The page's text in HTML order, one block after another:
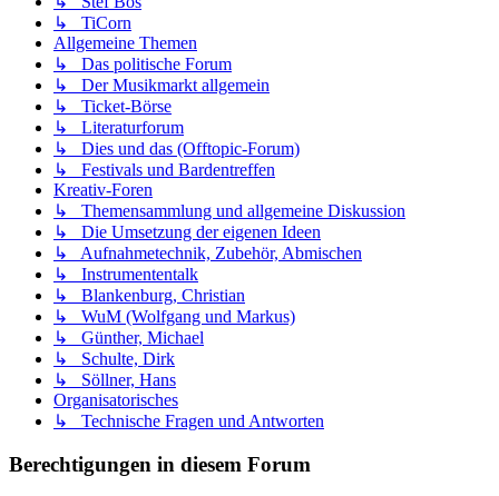
↳ TiCorn
Allgemeine Themen
↳ Das politische Forum
↳ Der Musikmarkt allgemein
↳ Ticket-Börse
↳ Literaturforum
↳ Dies und das (Offtopic-Forum)
↳ Festivals und Bardentreffen
Kreativ-Foren
↳ Themensammlung und allgemeine Diskussion
↳ Die Umsetzung der eigenen Ideen
↳ Aufnahmetechnik, Zubehör, Abmischen
↳ Instrumententalk
↳ Blankenburg, Christian
↳ WuM (Wolfgang und Markus)
↳ Günther, Michael
↳ Schulte, Dirk
↳ Söllner, Hans
Organisatorisches
↳ Technische Fragen und Antworten
Berechtigungen in diesem Forum